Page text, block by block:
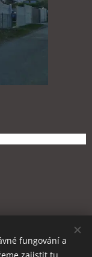
fungování a